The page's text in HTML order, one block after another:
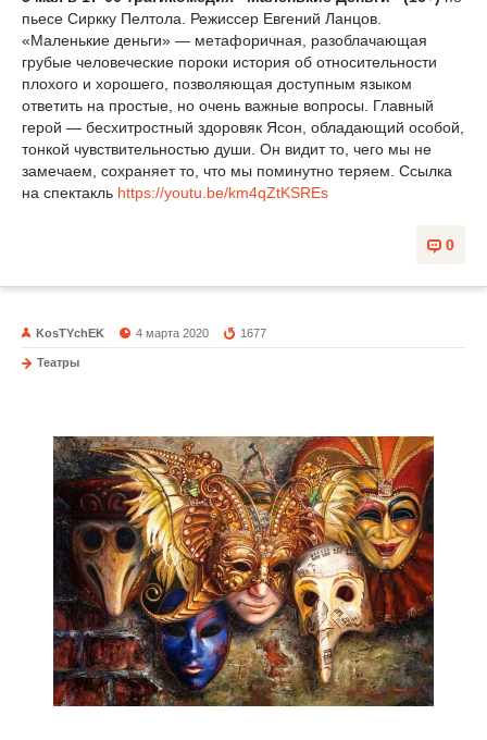
пьесе Сиркку Пелтола. Режиссер Евгений Ланцов.
«Маленькие деньги» — метафоричная, разоблачающая
грубые человеческие пороки история об относительности
плохого и хорошего, позволяющая доступным языком
ответить на простые, но очень важные вопросы. Главный
герой — бесхитростный здоровяк Ясон, обладающий особой,
тонкой чувствительностью души. Он видит то, чего мы не
замечаем, сохраняет то, что мы поминутно теряем. Ссылка
на спектакль https://youtu.be/km4qZtKSREs
0
KosTYchEK 4 марта 2020 1677
Театры